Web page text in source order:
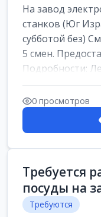
На завод
станков (Юг
субботой без)
5 смен.
Подробности:
0 просмотров
Требуется
посуды на
Требуются